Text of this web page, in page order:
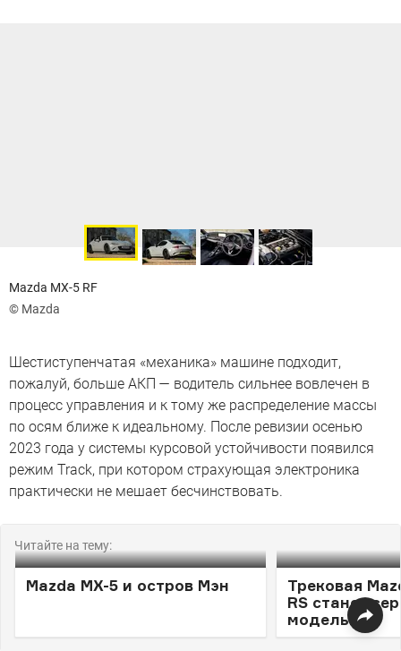
Mazda MX-5 RF
© Mazda
Шестиступенчатая «механика» машине подходит,
пожалуй, больше АКП — водитель сильнее вовлечен в
процесс управления и к тому же распределение массы
по осям ближе к идеальному. После ревизии осенью
2023 года у системы курсовой устойчивости появился
режим Track, при котором страхующая электроника
практически не мешает бесчинствовать.
Читайте на тему:
Mazda MX-5 и остров Мэн
Трековая
RS станет
моделью